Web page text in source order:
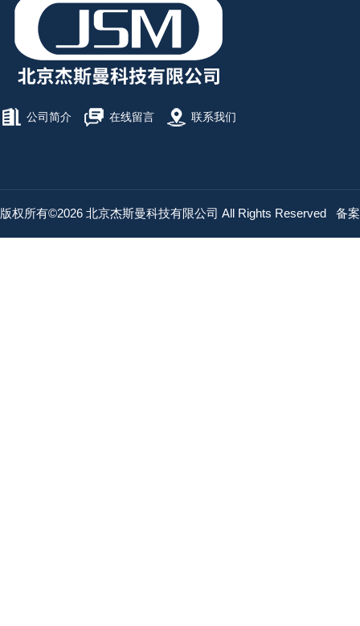
公司简介 在线留言 联系我们
版权所有©2026 北京杰斯曼科技有限公司 All Rights Reserved 备